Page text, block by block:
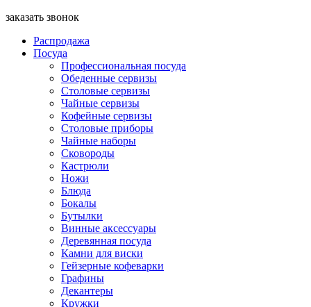
заказать звонок
Распродажа
Посуда
Профессиональная посуда
Обеденные сервизы
Столовые сервизы
Чайные сервизы
Кофейные сервизы
Столовые приборы
Чайные наборы
Сковороды
Кастрюли
Ножи
Блюда
Бокалы
Бутылки
Винные аксессуары
Деревянная посуда
Камни для виски
Гейзерные кофеварки
Графины
Декантеры
Кружки